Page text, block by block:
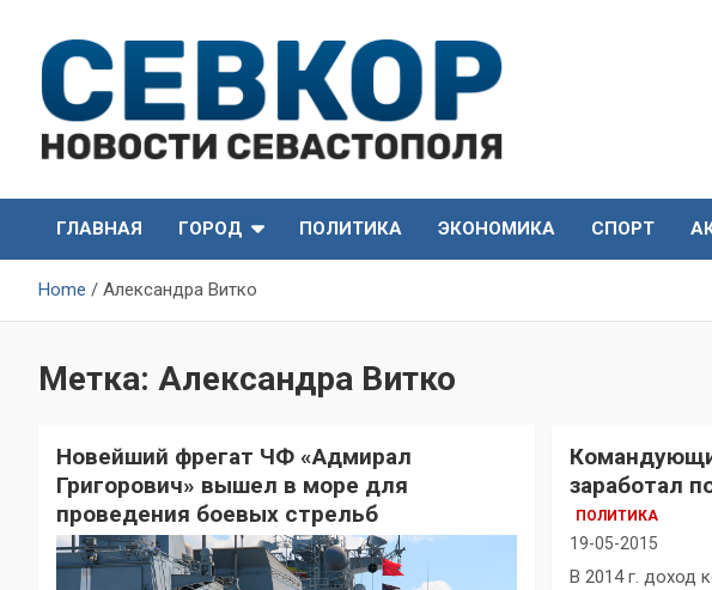
content
СевКор — Новости
Севастополя
Севастополя
ГЛАВНАЯ
ГОРОД ПОЛИТИКА ЭКОНОМИКА СПОРТ
Home Александра Витко
Метка: Александра Витко
Новейший фрегат ЧФ «Адмирал
Григорович» вышел в море для
проведения боевых стрельб
заработал
ПОЛИТИКА
19-05-2015
В 2014 г. доход